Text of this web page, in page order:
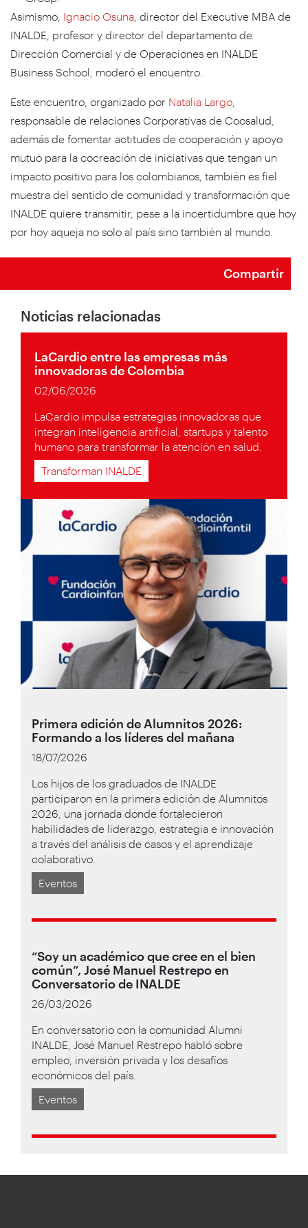
Asimismo, Ignacio Osuna , director del Executive MBA de
INALDE, profesor y director del departamento de
Dirección Comercial y de Operaciones en INALDE
Business School, moderó el encuentro.
Este encuentro, organizado por Natalia Largo
responsable de relaciones Corporativas de Coosalud,
además de fomentar actitudes de cooperación y apoyo
mutuo para la cocreación de iniciativas que tengan un
impacto positivo para los colombianos, también es fiel
muestra del sentido de comunidad y transformación que
INALDE quiere transmitir, pese a la incertidumbre que hoy
por hoy aqueja no solo al país sino también al mundo.
Compartir
Noticias relacionadas
LaCardio entre las empresas más
innovadoras de Colombia
02/06/2026
LaCardio impulsa estrategias innovadoras que
integran inteligencia artificial, startups y talento
humano para transformar la atención en salud.
Transforman INALDE
Primera edición de Alumnitos 2026:
Formando a los líderes del mañana
18/07/2026
Los hijos de los graduados de INALDE
participaron en la primera edición de Alumnitos
2026, una jornada donde fortalecieron
habilidades de liderazgo, estrategia e innovación
a través del análisis de casos y el aprendizaje
colaborativo.
Eventos
“Soy un académico que cree en el bien
común”, José Manuel Restrepo en
Conversatorio de INALDE
26/03/2026
En conversatorio con la comunidad Alumni
INALDE, José Manuel Restrepo habló sobre
empleo, inversión privada y los desafíos
económicos del país.
Eventos